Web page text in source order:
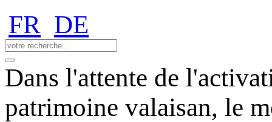
FR DE
Dans l'attente de
patrimoine valaisan, le